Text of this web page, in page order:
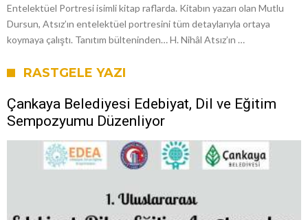
Entelektüel Portresi isimli kitap raflarda. Kitabın yazarı olan Mutlu
Dursun, Atsız’ın entelektüel portresini tüm detaylarıyla ortaya
koymaya çalıştı. Tanıtım bülteninden… H. Nihâl Atsız’ın …
RASTGELE YAZI
Çankaya Belediyesi Edebiyat, Dil ve Eğitim
Sempozyumu Düzenliyor